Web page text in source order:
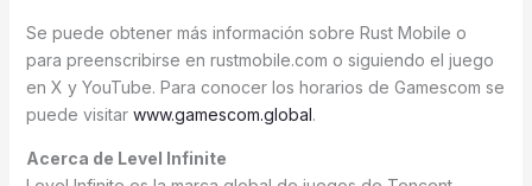
Se puede obtener más información sobre Rust Mobile o
para preenscribirse en rustmobile.com o siguiendo el juego
en X y YouTube. Para conocer los horarios de Gamescom se
puede visitar www.gamescom.global.
Acerca de Level Infinite